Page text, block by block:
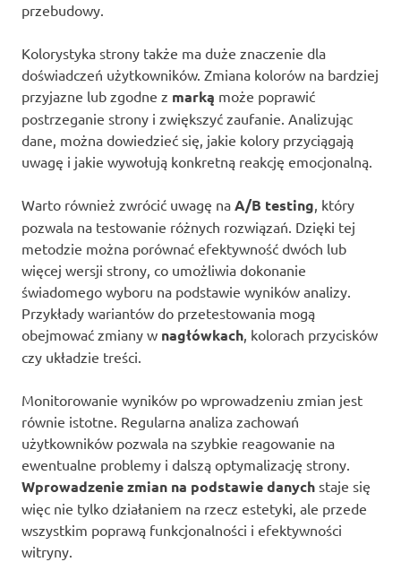
przebudowy.
Kolorystyka strony także ma duże znaczenie dla
doświadczeń użytkowników. Zmiana kolorów na bardziej
przyjazne lub zgodne z marką może poprawić
postrzeganie strony i zwiększyć zaufanie. Analizując
dane, można dowiedzieć się, jakie kolory przyciągają
uwagę i jakie wywołują konkretną reakcję emocjonalną.
Warto również zwrócić uwagę na A/B testing, który
pozwala na testowanie różnych rozwiązań. Dzięki tej
metodzie można porównać efektywność dwóch lub
więcej wersji strony, co umożliwia dokonanie
świadomego wyboru na podstawie wyników analizy.
Przykłady wariantów do przetestowania mogą
obejmować zmiany w nagłówkach, kolorach przycisków
czy układzie treści.
Monitorowanie wyników po wprowadzeniu zmian jest
równie istotne. Regularna analiza zachowań
użytkowników pozwala na szybkie reagowanie na
ewentualne problemy i dalszą optymalizację strony.
Wprowadzenie zmian na podstawie danych staje się
więc nie tylko działaniem na rzecz estetyki, ale przede
wszystkim poprawą funkcjonalności i efektywności
witryny.